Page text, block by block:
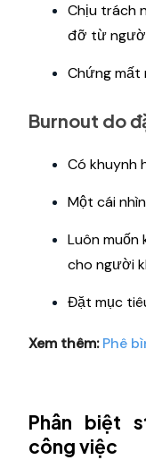
Chịu trách
đỡ từ
Chứng mất
Burnout do
Có khuynh
Một cái
Luôn muốn
cho người
Đặt mục
Xem thêm: Phê
Phân biệt
công việc